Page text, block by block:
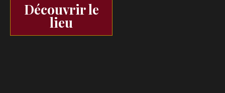
Découvrir le
lieu